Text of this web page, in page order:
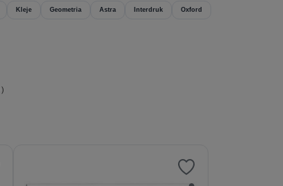
Kleje Geometria Astra Interdruk Oxford
)